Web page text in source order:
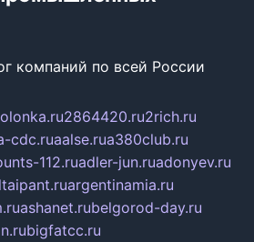
компаний по всей России
2864420.ru2rich.ru
cdc.ruaalse.rua380club.ru
112.ruadler-jun.ruadonyev.ru
argentinamia.ru
ashanet.rubelgorod-day.ru
bigfatcc.ru